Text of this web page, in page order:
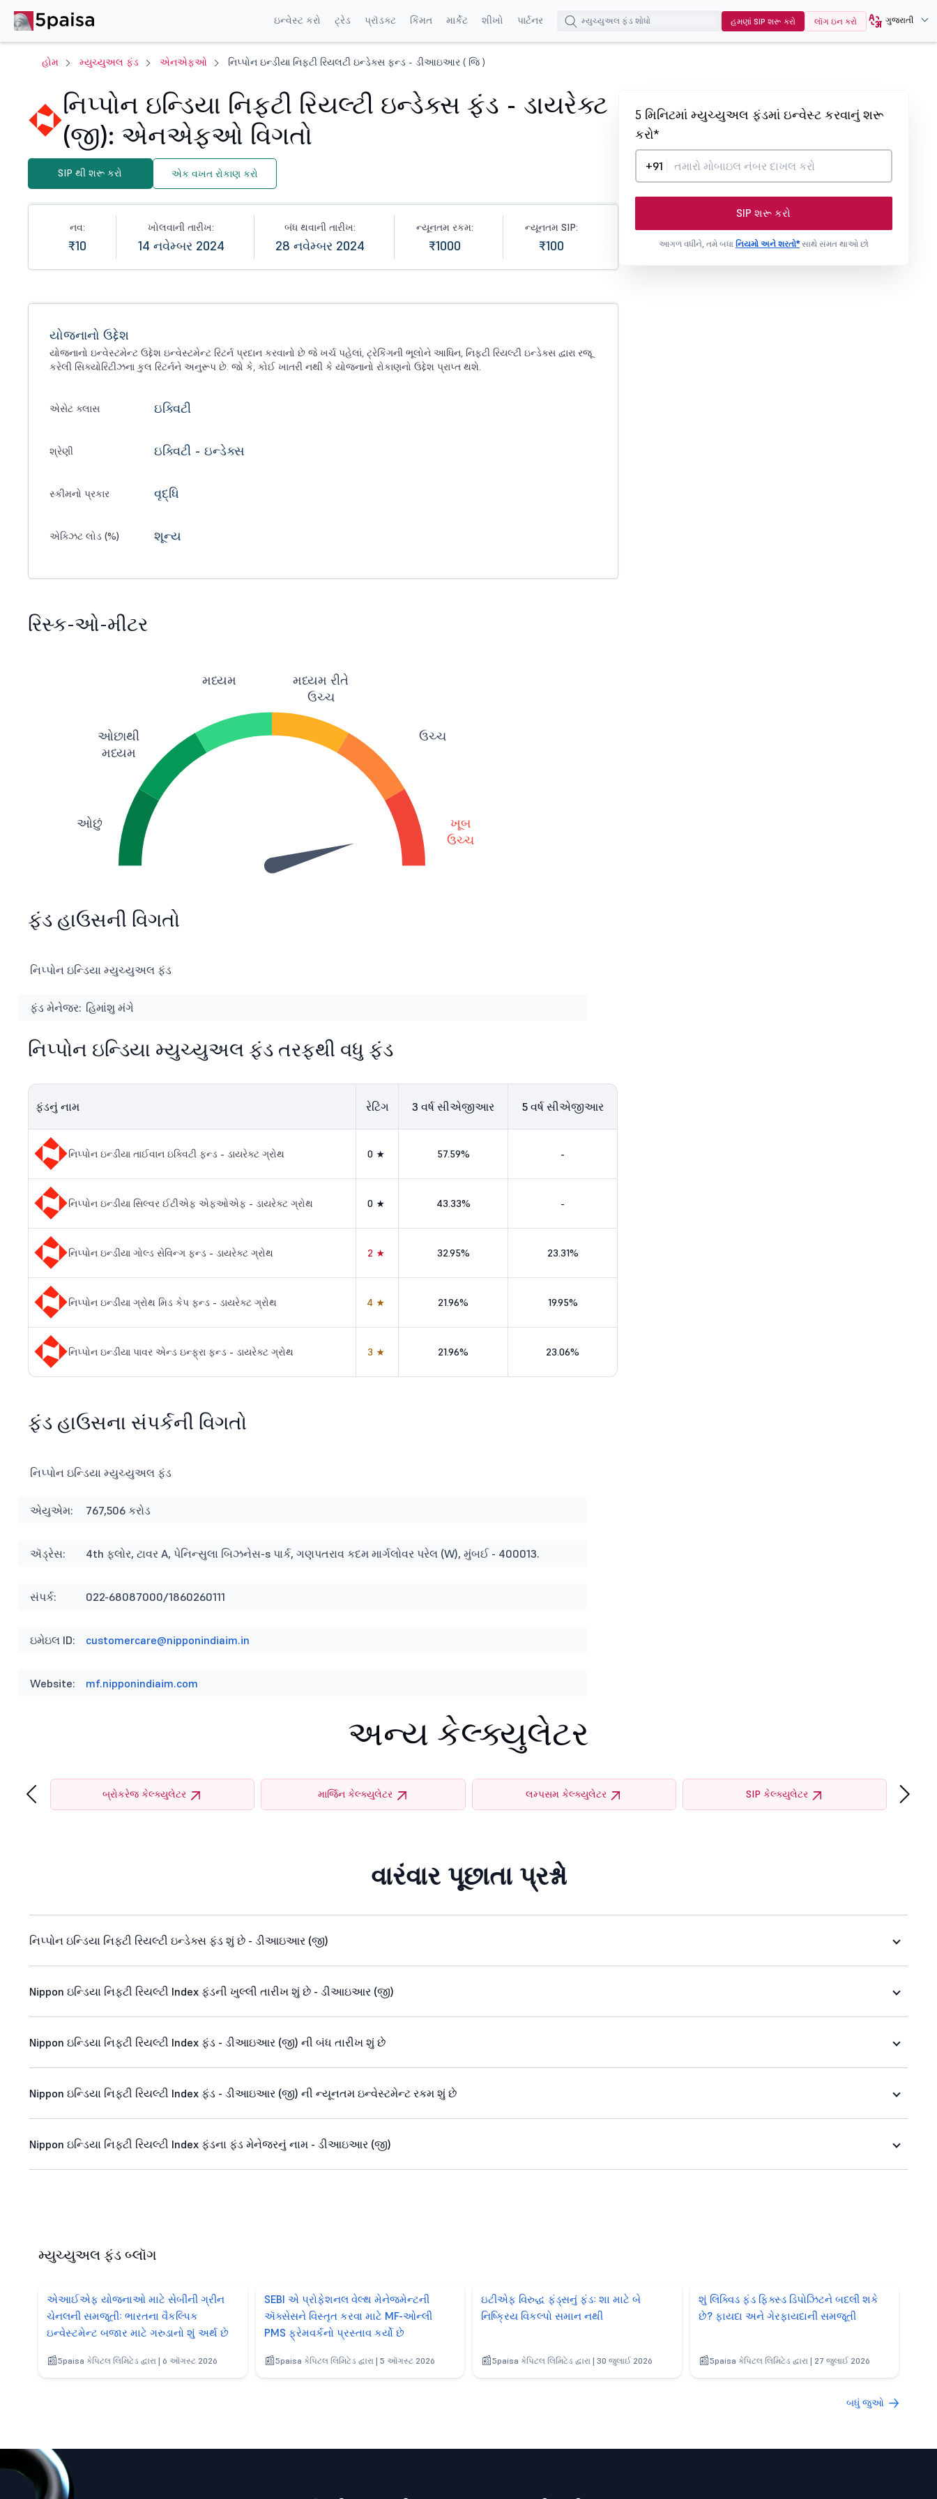
ઇન્વેસ્ટ કરો ટ્રેડ પ્રૉડક્ટ કિંમત માર્કેટ શીખો પાર્ટનર હમણાં SIP શરૂ કરો લૉગ ઇન કરો ગુજરાતી
હોમ મ્યુચ્યુઅલ ફંડ એનએફઓ નિપ્પોન ઇન્ડીયા નિફ્ટી રિયલટી ઇન્ડેક્સ ફન્ડ - ડીઆઇઆર ( જિ )
નિપ્પોન ઇન્ડિયા નિફ્ટી રિયલ્ટી ઇન્ડેક્સ ફંડ - ડાયરેક્ટ
(જી): એનએફઓ વિગતો
SIP થી શરૂ કરો એક વખત રોકાણ કરો
નવ:
₹10
ખોલવાની તારીખ:
14 નવેમ્બર 2024
બંધ થવાની તારીખ:
28 નવેમ્બર 2024
ન્યૂનતમ રકમ:
₹1000
ન્યૂનતમ SIP:
₹100
યોજનાનો ઉદ્દેશ
યોજનાનો ઇન્વેસ્ટમેન્ટ ઉદ્દેશ ઇન્વેસ્ટમેન્ટ રિટર્ન પ્રદાન કરવાનો છે જે ખર્ચ પહેલાં, ટ્રેકિંગની ભૂલોને આધિન, નિફ્ટી રિયલ્ટી ઇન્ડેક્સ દ્વારા રજૂ
કરેલી સિક્યોરિટીઝના કુલ રિટર્નને અનુરૂપ છે. જો કે, કોઈ ખાતરી નથી કે યોજનાનો રોકાણનો ઉદ્દેશ પ્રાપ્ત થશે.
એસેટ ક્લાસ ઇક્વિટી
શ્રેણી ઇક્વિટી - ઇન્ડેક્સ
સ્કીમનો પ્રકાર વૃદ્ધિ
એક્ઝિટ લોડ (%) શૂન્ય
રિસ્ક-ઓ-મીટર
ઓછું
ઓછાથી
મધ્યમ
મધ્યમ
મધ્યમ રીતે
ઉચ્ચ
ઉચ્ચ
ખૂબ
ઉચ્ચ
ફંડ હાઉસની વિગતો
નિપ્પોન ઇન્ડિયા મ્યુચ્યુઅલ ફંડ
ફંડ મેનેજર: હિમાંશુ મંગે
નિપ્પોન ઇન્ડિયા મ્યુચ્યુઅલ ફંડ તરફથી વધુ ફંડ
ફંડનું નામ રેટિંગ 3 વર્ષ સીએજીઆર 5 વર્ષ સીએજીઆર
નિપ્પોન ઇન્ડીયા તાઈવાન ઇક્વિટી ફન્ડ - ડાયરેક્ટ ગ્રોથ 0★ 57.59% -
નિપ્પોન ઇન્ડીયા સિલ્વર ઈટીએફ એફઓએફ - ડાયરેક્ટ ગ્રોથ 0★ 43.33% -
નિપ્પોન ઇન્ડીયા ગોલ્ડ સેવિન્ગ ફન્ડ - ડાયરેક્ટ ગ્રોથ 2★ 32.95% 23.31%
નિપ્પોન ઇન્ડીયા ગ્રોથ મિડ કેપ ફન્ડ - ડાયરેક્ટ ગ્રોથ 4★ 21.96% 19.95%
નિપ્પોન ઇન્ડીયા પાવર એન્ડ ઇન્ફ્રા ફન્ડ - ડાયરેક્ટ ગ્રોથ 3★ 21.96% 23.06%
ફંડ હાઉસના સંપર્કની વિગતો
નિપ્પોન ઇન્ડિયા મ્યુચ્યુઅલ ફંડ
એયુએમ: 767,506 કરોડ
ઍડ્રેસ: 4th ફ્લોર, ટાવર A, પેનિન્સુલા બિઝનેસ-s પાર્ક, ગણપતરાવ કદમ માર્ગલોવર પરેલ (W), મુંબઈ - 400013.
સંપર્ક: 022-68087000/1860260111
ઇમેઇલ ID: customercare@nipponindiaim.in
Website: mf.nipponindiaim.com
5 મિનિટમાં મ્યુચ્યુઅલ ફંડમાં ઇન્વેસ્ટ કરવાનું શરૂ
કરો*
+91
SIP શરૂ કરો
આગળ વધીને, તમે બધા નિયમો અને શરતો*સાથે સંમત થાઓ છો
અન્ય કેલ્ક્યુલેટર
બ્રોકરેજ કેલ્ક્યુલેટર માર્જિન કેલ્ક્યુલેટર લમ્પસમ કેલ્ક્યુલેટર SIP કેલ્ક્યુલેટર
‹ ›
વારંવાર પૂછાતા પ્રશ્નો
નિપ્પોન ઇન્ડિયા નિફ્ટી રિયલ્ટી ઇન્ડેક્સ ફંડ શું છે - ડીઆઇઆર (જી)
Nippon ઇન્ડિયા નિફ્ટી રિયલ્ટી Index ફંડની ખુલ્લી તારીખ શું છે - ડીઆઇઆર (જી)
Nippon ઇન્ડિયા નિફ્ટી રિયલ્ટી Index ફંડ - ડીઆઇઆર (જી) ની બંધ તારીખ શું છે
Nippon ઇન્ડિયા નિફ્ટી રિયલ્ટી Index ફંડ - ડીઆઇઆર (જી) ની ન્યૂનતમ ઇન્વેસ્ટમેન્ટ રકમ શું છે
Nippon ઇન્ડિયા નિફ્ટી રિયલ્ટી Index ફંડના ફંડ મેનેજરનું નામ - ડીઆઇઆર (જી)
મ્યુચ્યુઅલ ફંડ બ્લૉગ
એઆઈએફ યોજનાઓ માટે સેબીની ગ્રીન
ચેનલની સમજૂતીઃ ભારતના વૈકલ્પિક
ઇન્વેસ્ટમેન્ટ બજાર માટે ગરુડાનો શું અર્થ છે
5paisa કેપિટલ લિમિટેડ દ્વારા | 6 ઑગસ્ટ 2026
SEBI એ પ્રોફેશનલ વેલ્થ મેનેજમેન્ટની
ઍક્સેસને વિસ્તૃત કરવા માટે MF-ઓન્લી
PMS ફ્રેમવર્કનો પ્રસ્તાવ કર્યો છે
5paisa કેપિટલ લિમિટેડ દ્વારા | 5 ઑગસ્ટ 2026
ઇટીએફ વિરુદ્ધ ફંડ્સનું ફંડઃ શા માટે બે
નિષ્ક્રિય વિકલ્પો સમાન નથી
5paisa કેપિટલ લિમિટેડ દ્વારા | 30 જુલાઈ 2026
શું લિક્વિડ ફંડ ફિક્સ્ડ ડિપોઝિટને બદલી શકે
છે? ફાયદા અને ગેરફાયદાની સમજૂતી
5paisa કેપિટલ લિમિટેડ દ્વારા | 27 જુલાઈ 2026
બધું જુઓ